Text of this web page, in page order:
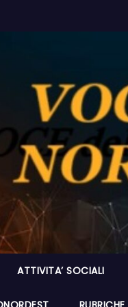
ATTIVITA’ SOCIALI